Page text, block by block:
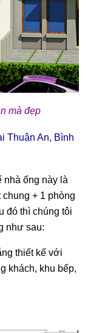
mà đẹp
Thuận An, Bình
nhà ống này là
+ 1 phòng
đó thì chúng tôi
như sau:
thiết kế với
khách, khu bếp,